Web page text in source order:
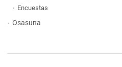
Encuestas
Osasuna